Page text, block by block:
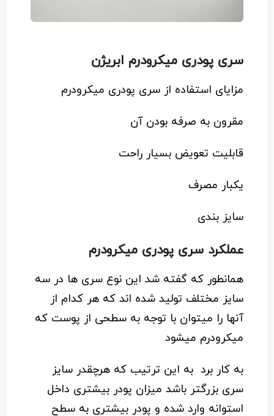
سری پودری میکرودرم ابریژن
مزایای استفاده از سری پودری میکرودرم
مقرون به صرفه بودن آن
قابلیت تعویض بسیار راحت
یکبار مصرف
سایز بندی
عملکرد سری پودری میکرودرم
همانطور که گفته شد این نوع سری ها در سه
سایز مختلف تولید شده اند که هر کدام از
آنها را میتوان با توجه به سطحی از پوست که
میکرودرم میشود
به کار برد به این ترتیب که هرچقدر سایز
سری بزرگتر باشد میزان پودر بیشتری داخل
استوانه وارد شده و پودر بیشتری به سطح